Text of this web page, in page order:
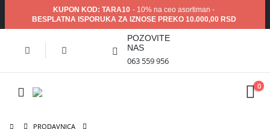
KUPON KOD: TARA10 - 10% na ceo asortiman -
BESPLATNA ISPORUKA ZA IZNOSE PREKO 10.000,00 RSD
POZOVITE
NAS
063 559 956
0
PRODAVNICA